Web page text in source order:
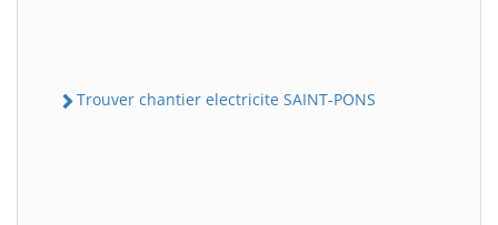
Trouver chantier electricite SAINT-PONS